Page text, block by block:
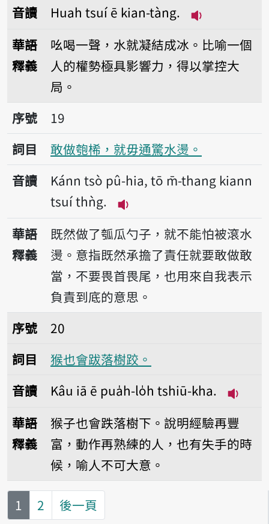
音讀
Huah tsuí ē kian-tàng.
華語
釋義
吆喝一聲，水就凝結成冰。比喻一個
人的權勢極具影響力，得以掌控大
局。
序號19敢做匏桸，就毋通驚水燙。
序號
19
詞目
敢做匏桸，就毋通驚水燙。
音讀
Kánn tsò pû-hia, tō m̄-thang kiann
tsuí thǹg.
播放音讀Kánn tsò pû-
華語
釋義
既然做了瓠瓜勺子，就不能怕被滾水
燙。意指既然承擔了責任就要敢做敢
當，不要畏首畏尾，也用來自我表示
負責到底的意思。
序號20猴也會跋落樹跤。
序號
20
詞目
猴也會跋落樹跤。
音讀
Kâu iā ē pua̍h-lo̍h tshiū-kha.
華語
釋義
猴子也會跌落樹下。說明經驗再豐
富，動作再熟練的人，也有失手的時
候，喻人不可大意。
第
1 2 後一頁